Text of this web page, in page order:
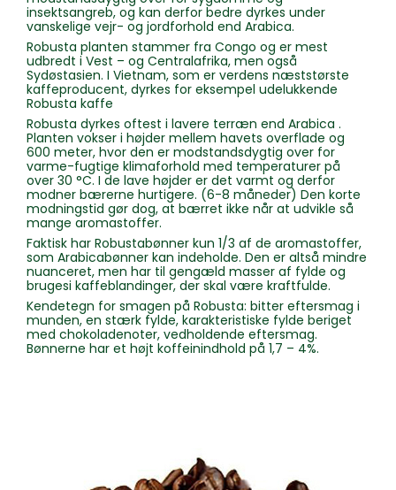
insektsangreb, og kan derfor bedre dyrkes under
vanskelige vejr- og jordforhold end Arabica.
Robusta planten stammer fra Congo og er mest
udbredt i Vest – og Centralafrika, men også
Sydøstasien. I Vietnam, som er verdens næststørste
kaffeproducent, dyrkes for eksempel udelukkende
Robusta kaffe
Robusta dyrkes oftest i lavere terræn end Arabica .
Planten vokser i højder mellem havets overflade og
600 meter, hvor den er modstandsdygtig over for
varme-fugtige klimaforhold med temperaturer på
over 30 °C. I de lave højder er det varmt og derfor
modner bærerne hurtigere. (6-8 måneder) Den korte
modningstid gør dog, at bærret ikke når at udvikle så
mange aromastoffer.
Faktisk har Robustabønner kun 1/3 af de aromastoffer,
som Arabicabønner kan indeholde. Den er altså mindre
nuanceret, men har til gengæld masser af fylde og
brugesi kaffeblandinger, der skal være kraftfulde.
Kendetegn for smagen på Robusta: bitter eftersmag i
munden, en stærk fylde, karakteristiske fylde beriget
med chokoladenoter, vedholdende eftersmag.
Bønnerne har et højt koffeinindhold på 1,7 – 4%.